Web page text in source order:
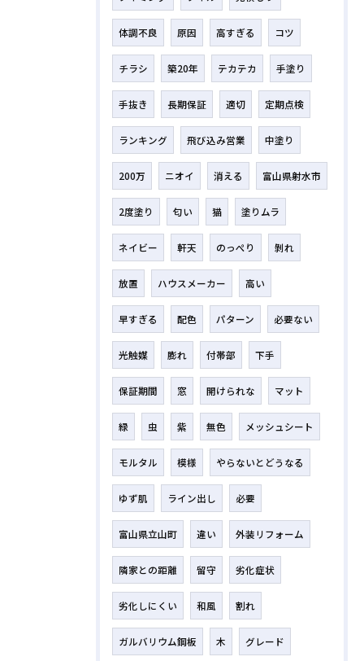
体調不良 原因 高すぎる コツ
チラシ 築20年 テカテカ 手塗り
手抜き 長期保証 適切 定期点検
ランキング 飛び込み営業 中塗り
200万 ニオイ 消える 富山県射水市
2度塗り 匂い 猫 塗りムラ
ネイビー 軒天 のっぺり 剝れ
放置 ハウスメーカー 高い
早すぎる 配色 パターン 必要ない
光触媒 膨れ 付帯部 下手
保証期間 窓 開けられな マット
緑 虫 紫 無色 メッシュシート
モルタル 模様 やらないとどうなる
ゆず肌 ライン出し 必要
富山県立山町 違い 外装リフォーム
隣家との距離 留守 劣化症状
劣化しにくい 和風 割れ
ガルバリウム鋼板 木 グレード